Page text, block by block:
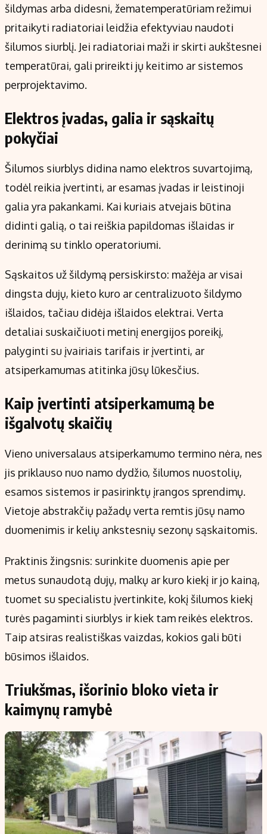
šildymas arba didesni, žematemperatūriam režimui
pritaikyti radiatoriai leidžia efektyviau naudoti
šilumos siurblį. Jei radiatoriai maži ir skirti aukštesnei
temperatūrai, gali prireikti jų keitimo ar sistemos
perprojektavimo.
Elektros įvadas, galia ir sąskaitų
pokyčiai
Šilumos siurblys didina namo elektros suvartojimą,
todėl reikia įvertinti, ar esamas įvadas ir leistinoji
galia yra pakankami. Kai kuriais atvejais būtina
didinti galią, o tai reiškia papildomas išlaidas ir
derinimą su tinklo operatoriumi.
Sąskaitos už šildymą persiskirsto: mažėja ar visai
dingsta dujų, kieto kuro ar centralizuoto šildymo
išlaidos, tačiau didėja išlaidos elektrai. Verta
detaliai suskaičiuoti metinį energijos poreikį,
palyginti su įvairiais tarifais ir įvertinti, ar
atsiperkamumas atitinka jūsų lūkesčius.
Kaip įvertinti atsiperkamumą be
išgalvotų skaičių
Vieno universalaus atsiperkamumo termino nėra, nes
jis priklauso nuo namo dydžio, šilumos nuostolių,
esamos sistemos ir pasirinktų įrangos sprendimų.
Vietoje abstrakčių pažadų verta remtis jūsų namo
duomenimis ir kelių ankstesnių sezonų sąskaitomis.
Praktinis žingsnis: surinkite duomenis apie per
metus sunaudotą dujų, malkų ar kuro kiekį ir jo kainą,
tuomet su specialistu įvertinkite, kokį šilumos kiekį
turės pagaminti siurblys ir kiek tam reikės elektros.
Taip atsiras realistiškas vaizdas, kokios gali būti
būsimos išlaidos.
Triukšmas, išorinio bloko vieta ir
kaimynų ramybė